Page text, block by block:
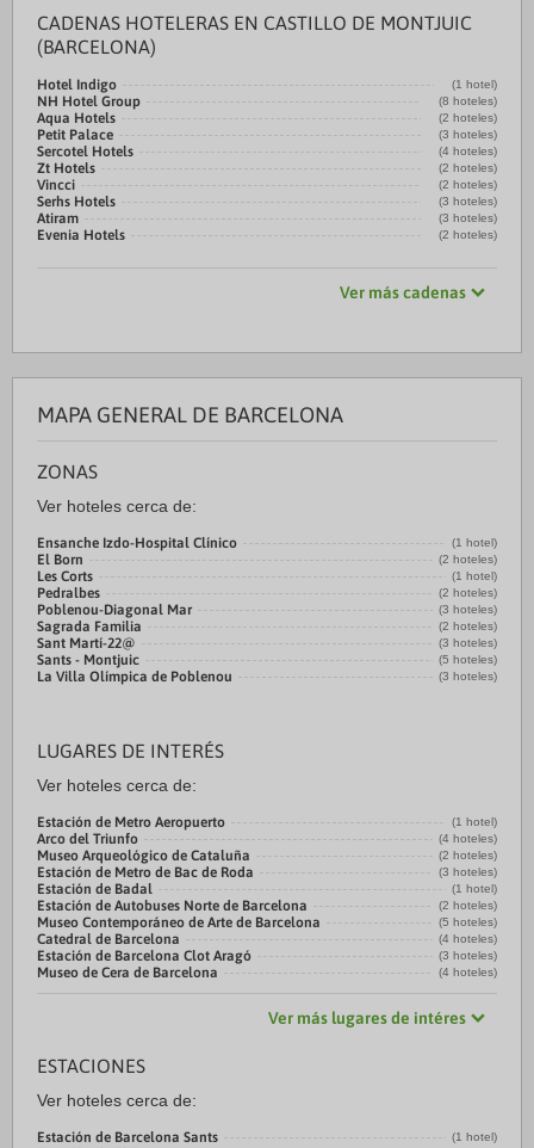
CADENAS HOTELERAS EN CASTILLO DE MONTJUIC
(BARCELONA)
Hotel Indigo (1 hotel)
NH Hotel Group (8 hoteles)
Aqua Hotels (2 hoteles)
Petit Palace (3 hoteles)
Sercotel Hotels (4 hoteles)
Zt Hotels (2 hoteles)
Vincci (2 hoteles)
Serhs Hotels (3 hoteles)
Atiram (3 hoteles)
Evenia Hotels (2 hoteles)
Ver más cadenas
MAPA GENERAL DE BARCELONA
ZONAS
Ver hoteles cerca de:
Ensanche Izdo-Hospital Clínico (1 hotel)
El Born (2 hoteles)
Les Corts (1 hotel)
Pedralbes (2 hoteles)
Poblenou-Diagonal Mar (3 hoteles)
Sagrada Familia (2 hoteles)
Sant Martí-22@ (3 hoteles)
Sants - Montjuic (5 hoteles)
La Villa Olímpica de Poblenou (3 hoteles)
LUGARES DE INTERÉS
Ver hoteles cerca de:
Estación de Metro Aeropuerto (1 hotel)
Arco del Triunfo (4 hoteles)
Museo Arqueológico de Cataluña (2 hoteles)
Estación de Metro de Bac de Roda (3 hoteles)
Estación de Badal (1 hotel)
Estación de Autobuses Norte de Barcelona (2 hoteles)
Museo Contemporáneo de Arte de Barcelona (5 hoteles)
Catedral de Barcelona (4 hoteles)
Estación de Barcelona Clot Aragó (3 hoteles)
Museo de Cera de Barcelona (4 hoteles)
Ver más lugares de intéres
ESTACIONES
Ver hoteles cerca de:
Estación de Barcelona Sants (1 hotel)